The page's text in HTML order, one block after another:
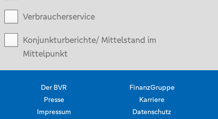
Verbraucherservice
Konjunkturberichte/ Mittelstand im
Mittelpunkt
Der BVR
FinanzGruppe
Presse
Karriere
Impressum
Datenschutz